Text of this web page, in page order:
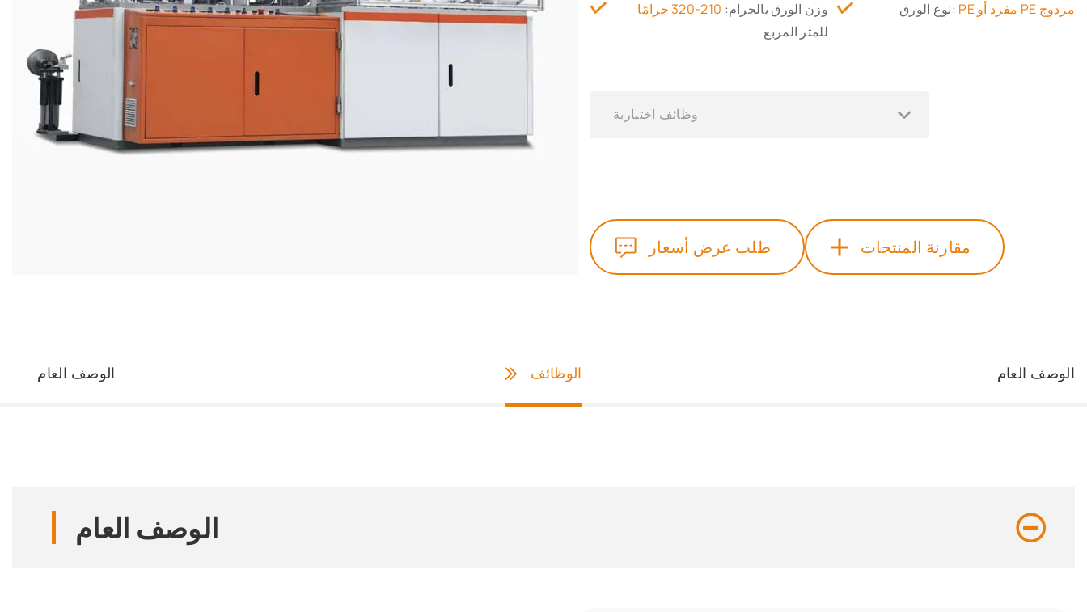
وزن الورق بالجرام: 210-320 جرامًا
للمتر المربع
نوع الورق: PE مفرد أو PE مزدوج
وظائف اختيارية
طلب عرض أسعار مقارنة المنتجات
الوصف العام الوظائف الوصف العام
الوصف العام